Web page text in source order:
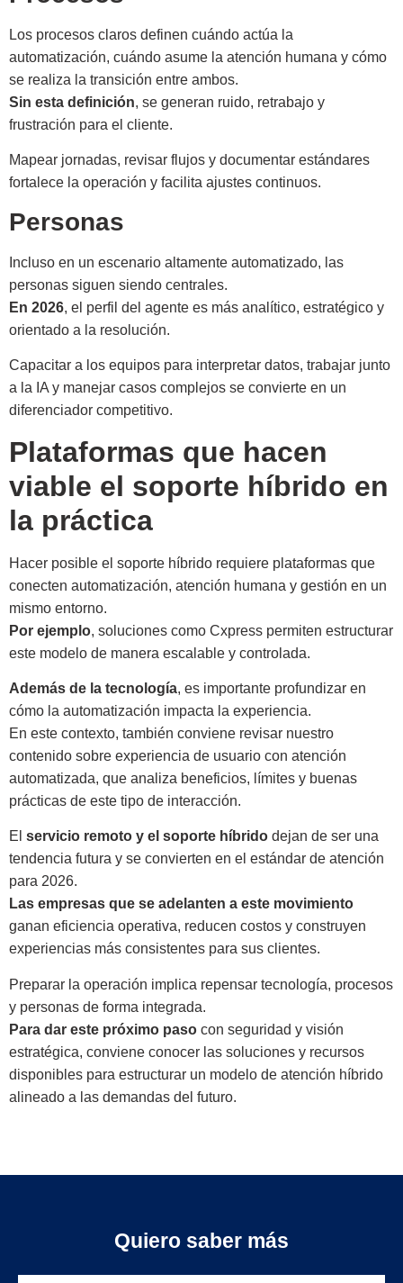
Los procesos claros definen cuándo actúa la
automatización, cuándo asume la atención humana y cómo
se realiza la transición entre ambos.
Sin esta definición, se generan ruido, retrabajo y
frustración para el cliente.
Mapear jornadas, revisar flujos y documentar estándares
fortalece la operación y facilita ajustes continuos.
Personas
Incluso en un escenario altamente automatizado, las
personas siguen siendo centrales.
En 2026, el perfil del agente es más analítico, estratégico y
orientado a la resolución.
Capacitar a los equipos para interpretar datos, trabajar junto
a la IA y manejar casos complejos se convierte en un
diferenciador competitivo.
Plataformas que hacen
viable el soporte híbrido en
la práctica
Hacer posible el soporte híbrido requiere plataformas que
conecten automatización, atención humana y gestión en un
mismo entorno.
Por ejemplo, soluciones como Cxpress permiten estructurar
este modelo de manera escalable y controlada.
Además de la tecnología, es importante profundizar en
cómo la automatización impacta la experiencia.
En este contexto, también conviene revisar nuestro
contenido sobre experiencia de usuario con atención
automatizada, que analiza beneficios, límites y buenas
prácticas de este tipo de interacción.
El servicio remoto y el soporte híbrido dejan de ser una
tendencia futura y se convierten en el estándar de atención
para 2026.
Las empresas que se adelanten a este movimiento
ganan eficiencia operativa, reducen costos y construyen
experiencias más consistentes para sus clientes.
Preparar la operación implica repensar tecnología, procesos
y personas de forma integrada.
Para dar este próximo paso con seguridad y visión
estratégica, conviene conocer las soluciones y recursos
disponibles para estructurar un modelo de atención híbrido
alineado a las demandas del futuro.
Quiero saber más